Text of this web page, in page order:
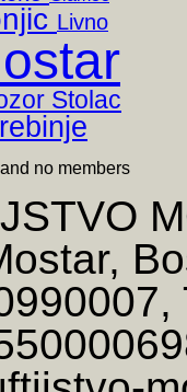
Livno
Stolac
no members